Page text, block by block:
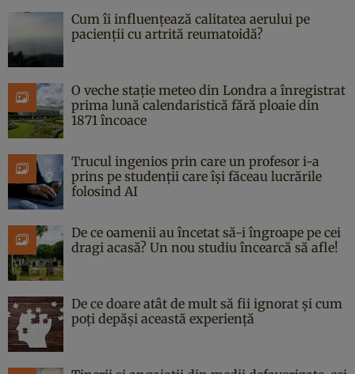
Cum îi influențează calitatea aerului pe
pacienții cu artrită reumatoidă?
O veche stație meteo din Londra a înregistrat
prima lună calendaristică fără ploaie din
1871 încoace
Trucul ingenios prin care un profesor i-a
prins pe studenții care își făceau lucrările
folosind AI
De ce oamenii au încetat să-i îngroape pe cei
dragi acasă? Un nou studiu încearcă să afle!
De ce doare atât de mult să fii ignorat și cum
poți depăși această experiență